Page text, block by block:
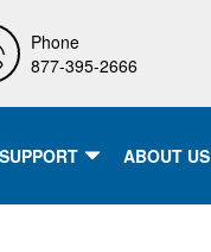
Phone
877-395-2666
ABOUT US